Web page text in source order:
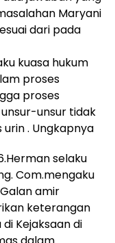
Maryani
dari pada
kuasa hukum
proses
proses
unsur tidak
. Ungkapnya
selaku
Com.mengaku
amir
keterangan
Kejaksaan di